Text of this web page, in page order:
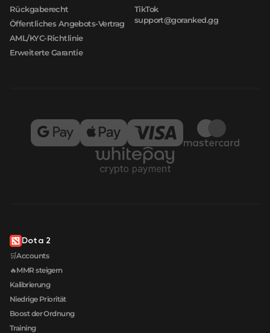
Rückgaberecht
Öffentliches Angebots-Vertrag
AML/KYC-Richtlinie
Erweiterte Garantie
TikTok
support@goranked.gg
Dota 2
🛒Accounts
🔥MMR steigern
Kalibrierung
Niedrige Priorität
Boost der Ordnung
Training